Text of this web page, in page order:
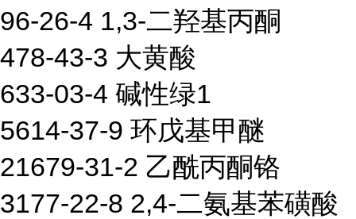
96-26-4 1,3-二羟基丙酮
478-43-3 大黄酸
633-03-4 碱性绿1
5614-37-9 环戊基甲醚
21679-31-2 乙酰丙酮铬
3177-22-8 2,4-二氨基苯磺酸